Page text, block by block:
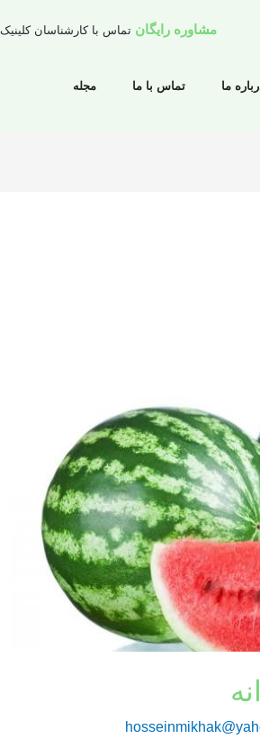
مشاوره رایگان تماس با کارشناسان کلینیک
ما تماس با ما مجله